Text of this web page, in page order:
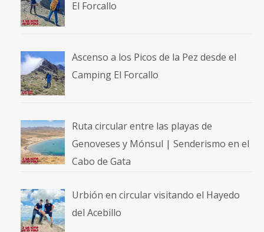
El Forcallo
Ascenso a los Picos de la Pez desde el
Camping El Forcallo
Ruta circular entre las playas de
Genoveses y Mónsul | Senderismo en el
Cabo de Gata
Urbión en circular visitando el Hayedo
del Acebillo